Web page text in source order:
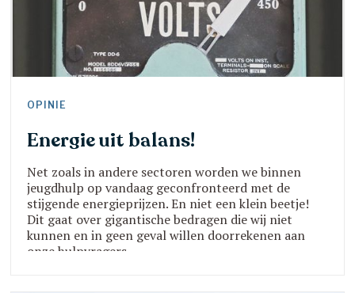
OPINIE
Energie uit balans!
Net zoals in andere sectoren worden we binnen
jeugdhulp op vandaag geconfronteerd met de
stijgende energieprijzen. En niet een klein beetje!
Dit gaat over gigantische bedragen die wij niet
kunnen en in geen geval willen doorrekenen aan
onze hulpvragers.